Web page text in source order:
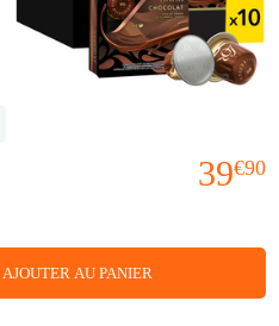
39€90
AJOUTER AU PANIER